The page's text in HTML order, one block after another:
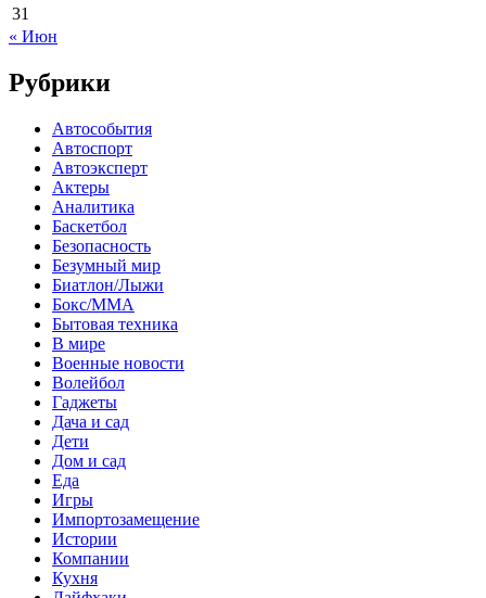
31
« Июн
Рубрики
Автособытия
Автоспорт
Автоэксперт
Актеры
Аналитика
Баскетбол
Безопасность
Безумный мир
Биатлон/Лыжи
Бокс/MMA
Бытовая техника
В мире
Военные новости
Волейбол
Гаджеты
Дача и сад
Дети
Дом и сад
Еда
Игры
Импортозамещение
Истории
Компании
Кухня